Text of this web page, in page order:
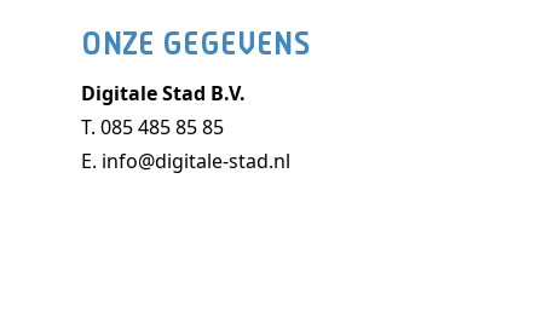
ONZE GEGEVENS
Digitale Stad B.V.
T. 085 485 85 85
E. info@digitale-stad.nl